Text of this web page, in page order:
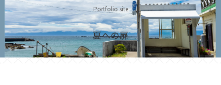
Portfolio site
夏への扉